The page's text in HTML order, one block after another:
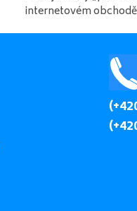
internetovém